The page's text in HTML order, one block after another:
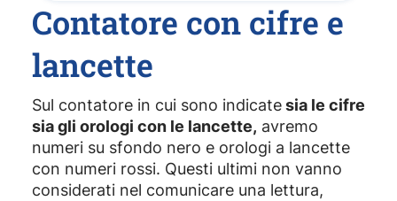
Contatore con cifre e
lancette
Sul contatore in cui sono indicatesia le cifre
sia gli orologi con le lancette, avremo
numeri su sfondo nero e orologi a lancette
con numeri rossi. Questi ultimi non vanno
considerati nel comunicare una lettura,